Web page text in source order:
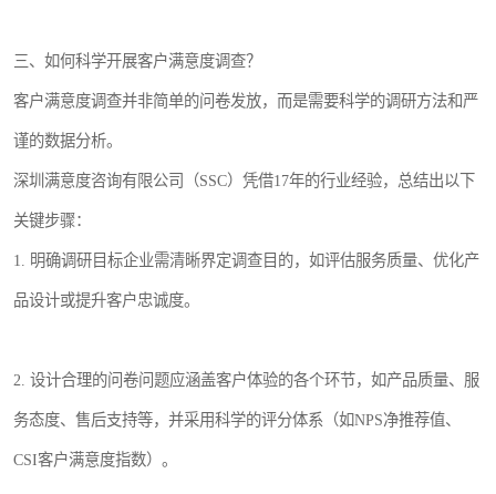
三、如何科学开展客户满意度调查？
客户满意度调查并非简单的问卷发放，而是需要科学的调研方法和严
谨的数据分析。
深圳满意度咨询有限公司（SSC）凭借17年的行业经验，总结出以下
关键步骤：
1. 明确调研目标企业需清晰界定调查目的，如评估服务质量、优化产
品设计或提升客户忠诚度。
2. 设计合理的问卷问题应涵盖客户体验的各个环节，如产品质量、服
务态度、售后支持等，并采用科学的评分体系（如NPS净推荐值、
CSI客户满意度指数）。